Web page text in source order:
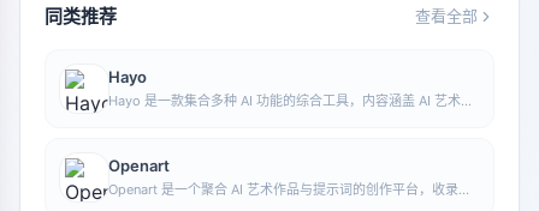
同类推荐 查看全部
Hayo
Hayo 是一款集合多种 AI 功能的综合工具，内容涵盖 AI 艺术、
Openart
Openart 是一个聚合 AI 艺术作品与提示词的创作平台，收录大